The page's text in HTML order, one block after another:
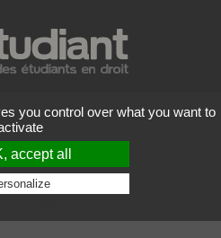
légales
confidentialité
d'utilisation
forums
nous
- Tous droits réservés
you control over what you want to
accept all